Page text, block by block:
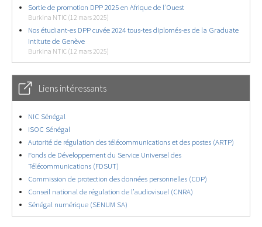
Sortie de promotion DPP 2025 en Afrique de l’Ouest
Burkina NTIC (12 mars 2025)
Nos étudiant-es DPP cuvée 2024 tous-tes diplomés-es de la Graduate
Intitute de Genève
Burkina NTIC (12 mars 2025)
Liens intéressants
NIC Sénégal
ISOC Sénégal
Autorité de régulation des télécommunications et des postes (ARTP)
Fonds de Développement du Service Universel des
Télécommunications (FDSUT)
Commission de protection des données personnelles (CDP)
Conseil national de régulation de l’audiovisuel (CNRA)
Sénégal numérique (SENUM SA)